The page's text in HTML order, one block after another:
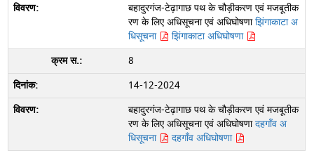
बहादुरगंज-टेढ़ागाछ पथ के चौड़ीकरण एवं मजबूतीक
रण के लिए अधिसूचना एवं अधिघोषणाझिंगाकाटा अ
धिसूचना
झिंगाकाटा अधिघोषणा
8
14-12-2024
बहादुरगंज-टेढ़ागाछ पथ के चौड़ीकरण एवं मजबूतीक
रण के लिए अधिसूचना एवं अधिघोषणादहगाँव अ
धिसूचना
दहगाँव अधिघोषणा